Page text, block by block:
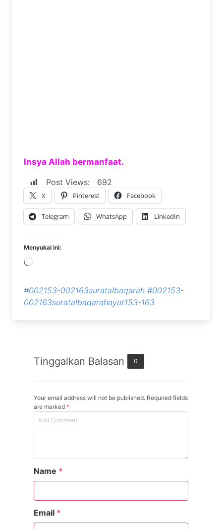
Insya Allah bermanfaat.
Post Views: 692
X Pinterest Facebook
Telegram WhatsApp LinkedIn
Menyukai ini:
Memuat...
#002153-002163suratalbaqarah #002153-
002163suratalbaqarahayat153-163
Tinggalkan Balasan 0
Your email address will not be published. Required fields
are marked *
Name *
Email *